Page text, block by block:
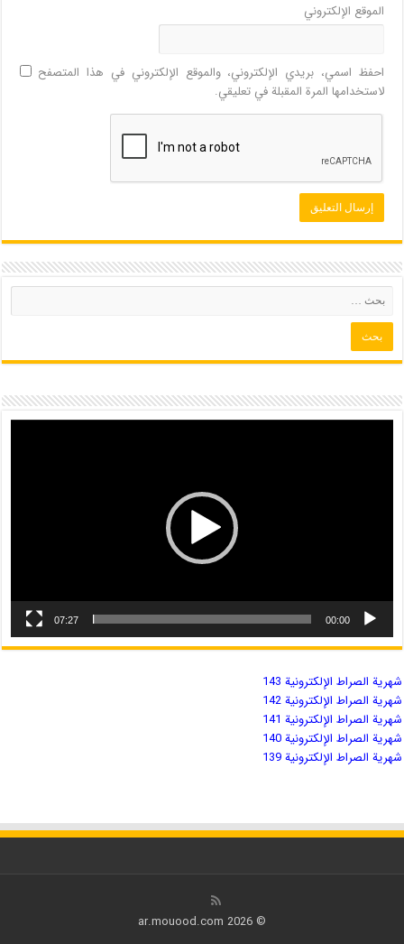
الموقع الإلكتروني
احفظ اسمي، بريدي الإلكتروني، والموقع الإلكتروني في هذا المتصفح
لاستخدامها المرة المقبلة في تعليقي.
00:00
07:27
شهریة الصراط الإلكترونية 143
شهریة الصراط الإلكترونية 142
شهریة الصراط الإلكترونية 141
شهریة الصراط الإلكترونية 140
شهریة الصراط الإلكترونية 139
© 2026 ar.mouood.com